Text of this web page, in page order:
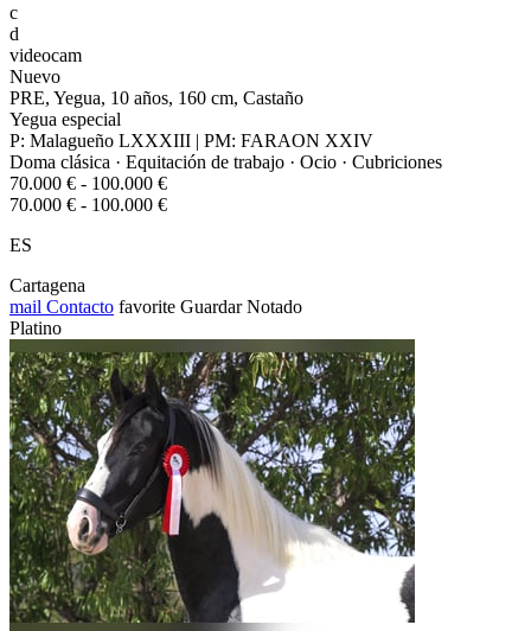
c
d
videocam
Nuevo
PRE, Yegua, 10 años, 160 cm, Castaño
Yegua especial
P: Malagueño LXXXIII | PM: FARAON XXIV
Doma clásica · Equitación de trabajo · Ocio · Cubriciones
70.000 € - 100.000 €
70.000 € - 100.000 €
ES
Cartagena
mail Contacto favorite Guardar Notado
Platino